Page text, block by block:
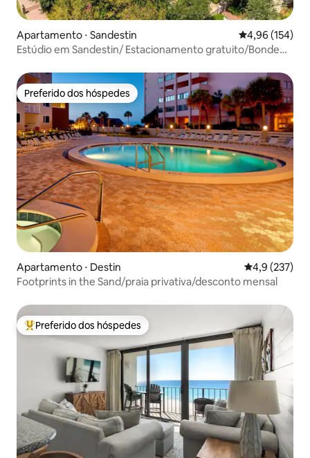
Apartamento ⋅ Sandestin 4,96 de uma
4,96 (154)
Estúdio em Sandestin/ Estacionamento gratuito/Bonde
Preferido dos hóspedes
Preferido dos hóspedes
Apartamento ⋅ Destin 4,9 de uma
4,9 (237)
Footprints in the Sand/praia privativa/desconto mensal
Entre os melhores preferidos dos hóspedes
Preferido dos hóspedes